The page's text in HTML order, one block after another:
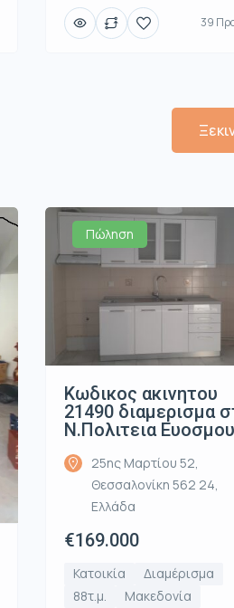
39
Πώληση
Κωδικος ακινητου
21490 διαμερισμα
Ν.Πολιτεια Ευοσμου
25ης Μαρτίου 52,
Θεσσαλονίκη 562 24,
Ελλάδα
€169.000
Κατοικία
Διαμέρισμα
88τ.μ.
Μακεδονία